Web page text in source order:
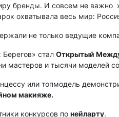
бренды. И совсем не важно
охватывала весь мир:
не только ведущие
стал Открытый
мастеров и тысячи моделей
или топ­модель
макияже.
конкурсов по нейл­арту.